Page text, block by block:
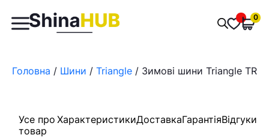
Пошук
товарів
0
Головна / Шини / Triangle / Зимові шини Triangle
Усе про
товар
ХарактеристикиДоставкаГарантіяВідгуки